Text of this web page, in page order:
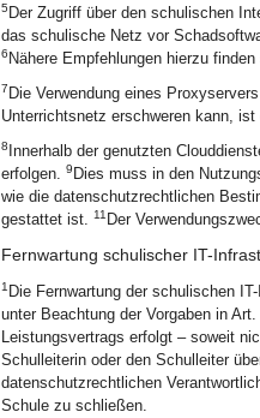
5 Der Zugriff über den schulischen
das schulische Netz vor
6 Nähere Empfehlungen hierzu
7 Die Verwendung eines
Unterrichtsnetz erschweren kann,
8 Innerhalb der genutzten
erfolgen. 9 Dies muss in den
wie die datenschutzrechtlichen
gestattet ist. 11 Der
Fernwartung schulischer IT-
1 Die Fernwartung der schulischen
unter Beachtung der Vorgaben in
Leistungsvertrags erfolgt – soweit
Schulleiterin oder den Schulleiter
datenschutzrechtlichen
Schule zu schließen.